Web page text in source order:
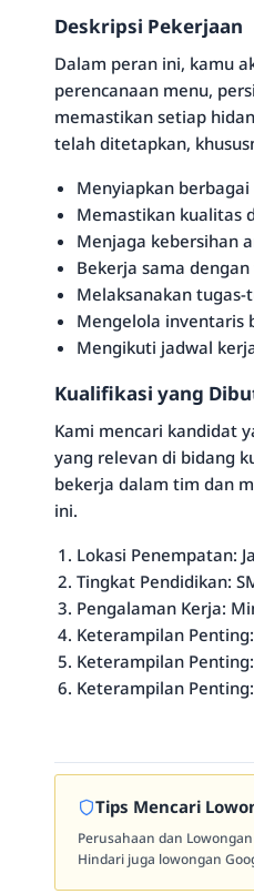
Deskripsi Pekerjaan
Dalam peran ini, kamu
perencanaan menu,
memastikan setiap
telah ditetapkan,
Menyiapkan
Memastikan kualitas
Menjaga kebersihan
Bekerja sama
Melaksanakan
Mengelola inventaris
Mengikuti jadwal
Kualifikasi yang
Kami mencari kandidat
yang relevan di bidang
bekerja dalam tim dan
ini.
Lokasi Penempatan:
Tingkat Pendidikan:
Pengalaman Kerja:
Keterampilan
Keterampilan
Keterampilan
Tips Mencari
Perusahaan dan
Hindari juga lowongan